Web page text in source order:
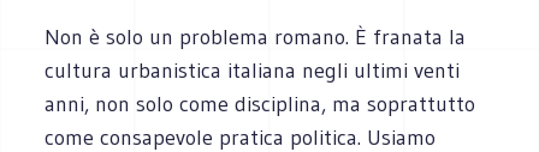
Non è solo un problema romano. È franata la
cultura urbanistica italiana negli ultimi venti
anni, non solo come disciplina, ma soprattutto
come consapevole pratica politica. Usiamo